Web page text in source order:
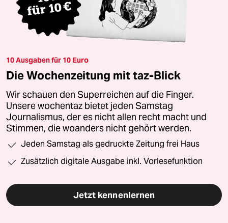
10 Ausgaben für 10 Euro
Die Wochenzeitung mit taz-Blick
Wir schauen den Superreichen auf die Finger.
Unsere wochentaz bietet jeden Samstag
Journalismus, der es nicht allen recht macht und
Stimmen, die woanders nicht gehört werden.
Jeden Samstag als gedruckte Zeitung frei Haus
Zusätzlich digitale Ausgabe inkl. Vorlesefunktion
Jetzt kennenlernen